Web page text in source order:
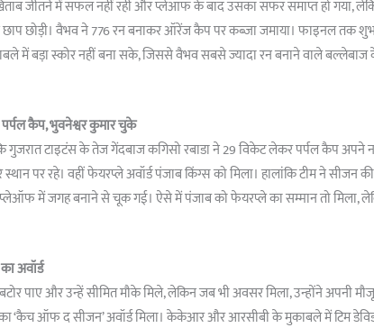
जीतने में सफल नहीं रही और प्लेऑफ के बाद उसका सफर समाप्त हो गया,
छोड़ी। वैभव ने 776 रन बनाकर ऑरेंज कैप पर कब्जा जमाया। फाइनल तक
में बड़ा स्कोर नहीं बना सके, जिससे वैभव सबसे ज्यादा रन बनाने वाले
कैप, भुवनेश्वर कुमार चुके
टाइटंस के तेज गेंदबाज कगिसो रबाडा ने 29 विकेट लेकर पर्पल कैप अपने
पर रहे। वहीं फेयरप्ले अवॉर्ड पंजाब किंग्स को मिला। हालांकि टीम ने सीजन
प्लेऑफ में जगह बनाने से चूक गई। ऐसे में पंजाब को फेयरप्ले का सम्मान तो मिला,
अवॉर्ड
पाए और उन्हें सीमित मौके मिले, लेकिन जब भी अवसर मिला, उन्होंने अपनी
‘कैच ऑफ द सीजन’ अवॉर्ड मिला। केकेआर और आरसीबी के मुकाबले में टिम